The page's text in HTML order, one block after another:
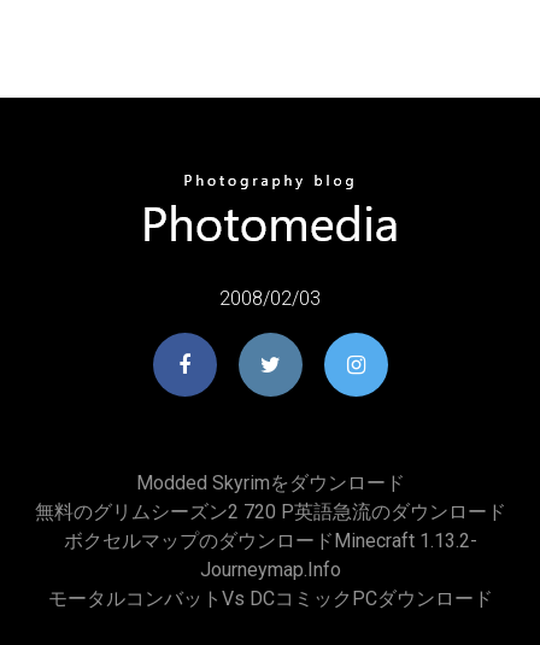
2008/02/03
Modded Skyrimをダウンロード
無料のグリムシーズン2 720 P英語急流のダウンロード
ボクセルマップのダウンロードminecraft 1.13.2-
Journeymap.info
モータルコンバットvs DCコミックPCダウンロード